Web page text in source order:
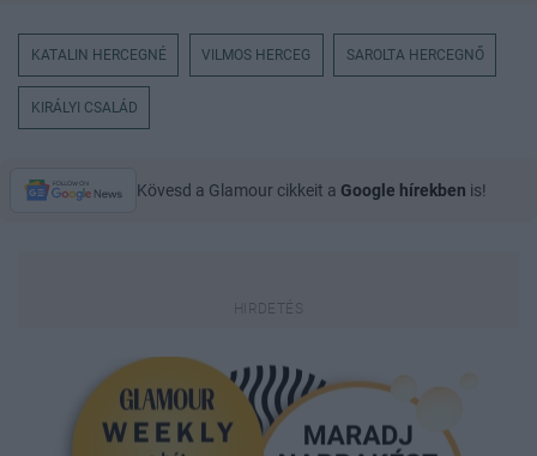
KATALIN HERCEGNÉ VILMOS HERCEG SAROLTA HERCEGNŐ
KIRÁLYI CSALÁD
Kövesd a Glamour cikkeit a Google hírekben is!